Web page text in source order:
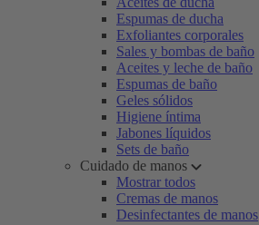
Espumas de ducha
Exfoliantes corporales
Sales y bombas de baño
Aceites y leche de baño
Espumas de baño
Geles sólidos
Higiene íntima
Jabones líquidos
Sets de baño
Cuidado de manos
Mostrar todos
Cremas de manos
Desinfectantes de manos